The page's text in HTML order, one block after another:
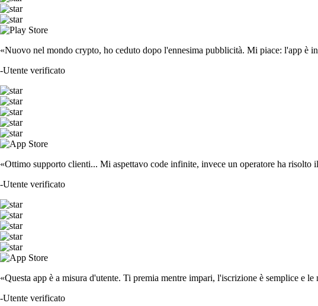
«Nuovo nel mondo crypto, ho ceduto dopo l'ennesima pubblicità. Mi piace: l'app è
-Utente verificato
«Ottimo supporto clienti... Mi aspettavo code infinite, invece un operatore ha risolto
-Utente verificato
«Questa app è a misura d'utente. Ti premia mentre impari, l'iscrizione è semplice e
-Utente verificato